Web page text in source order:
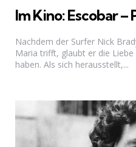
Im Kino: Escobar –
Nachdem der Surfer Nick
Maria trifft, glaubt er die
haben. Als sich herausstellt,...